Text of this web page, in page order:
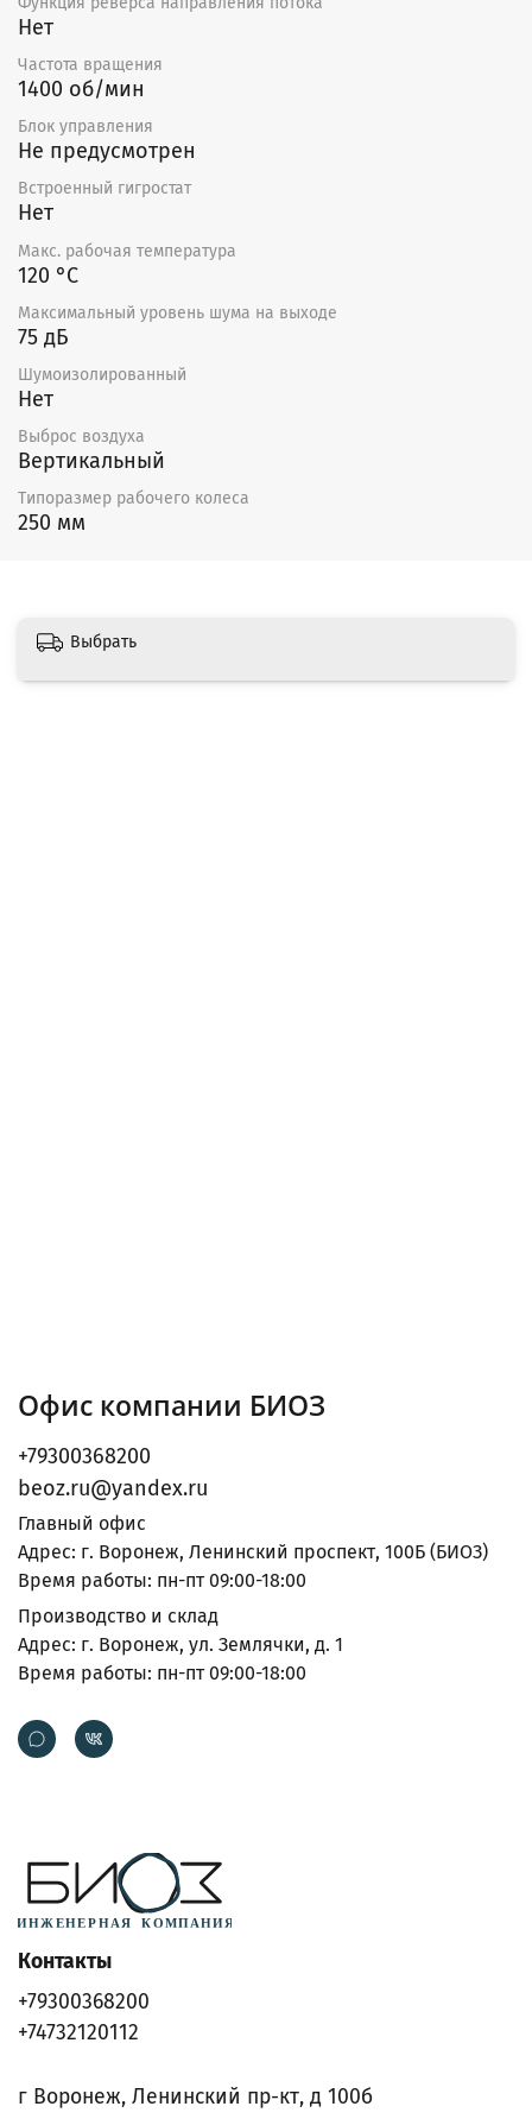
Нет
Частота вращения
1400 об/мин
Блок управления
Не предусмотрен
Встроенный гигростат
Нет
Макс. рабочая температура
120 °С
Максимальный уровень шума на выходе
75 дБ
Шумоизолированный
Нет
Выброс воздуха
Вертикальный
Типоразмер рабочего колеса
250 мм
Выбрать
Офис компании БИОЗ
+79300368200
beoz.ru@yandex.ru
Главный офис
Адрес: г. Воронеж, Ленинский проспект, 100Б (БИОЗ)
Время работы: пн-пт 09:00-18:00
Производство и склад
Адрес: г. Воронеж, ул. Землячки, д. 1
Время работы: пн-пт 09:00-18:00
Контакты
+79300368200
+74732120112
г Воронеж, Ленинский пр-кт, д 100б